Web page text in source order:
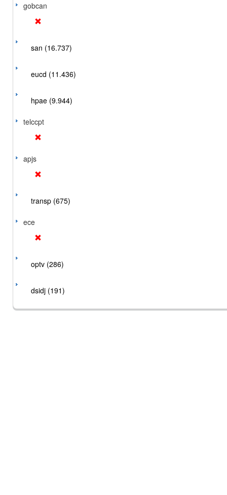
gobcan
san (16.737)
eucd (11.436)
hpae (9.944)
telccpt
apjs
transp (675)
ece
optv (286)
dsidj (191)